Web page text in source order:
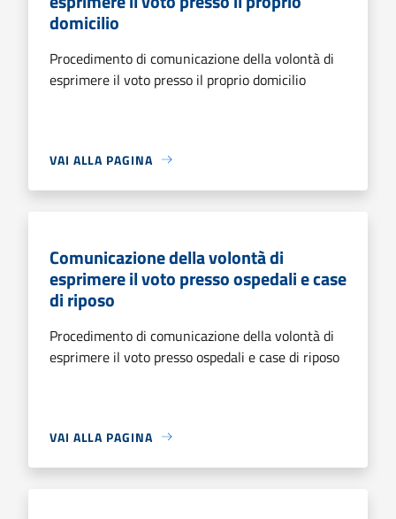
domicilio
Procedimento di comunicazione della volontà di
esprimere il voto presso il proprio domicilio
VAI ALLA PAGINA
Comunicazione della volontà di
esprimere il voto presso ospedali e case
di riposo
Procedimento di comunicazione della volontà di
esprimere il voto presso ospedali e case di riposo
VAI ALLA PAGINA